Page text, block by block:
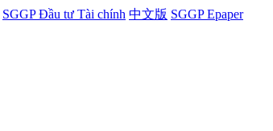
SGGP Đầu tư Tài chính 中文版 SGGP Epaper